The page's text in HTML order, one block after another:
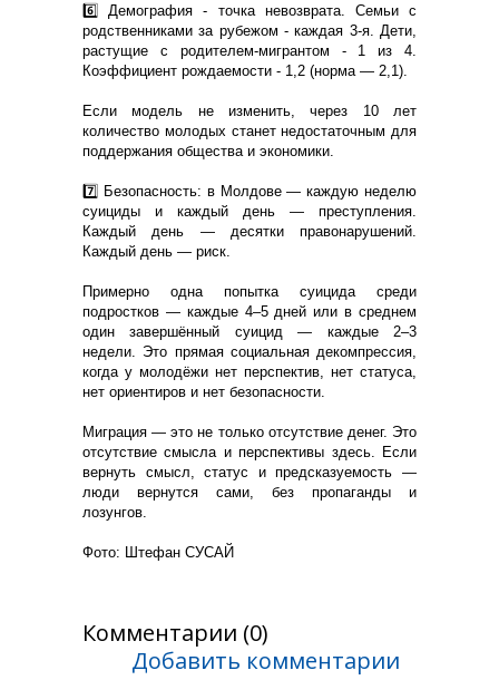
6️⃣ Демография - точка невозврата. Семьи с
родственниками за рубежом - каждая 3-я. Дети,
растущие с родителем-мигрантом - 1 из 4.
Коэффициент рождаемости - 1,2 (норма — 2,1).
Если модель не изменить, через 10 лет
количество молодых станет недостаточным для
поддержания общества и экономики.
7️⃣ Безопасность: в Молдове — каждую неделю
суициды и каждый день — преступления.
Каждый день — десятки правонарушений.
Каждый день — риск.
Примерно одна попытка суицида среди
подростков — каждые 4–5 дней или в среднем
один завершённый суицид — каждые 2–3
недели. Это прямая социальная декомпрессия,
когда у молодёжи нет перспектив, нет статуса,
нет ориентиров и нет безопасности.
Миграция — это не только отсутствие денег. Это
отсутствие смысла и перспективы здесь. Если
вернуть смысл, статус и предсказуемость —
люди вернутся сами, без пропаганды и
лозунгов.
Фото: Штефан СУСАЙ
Комментарии (0)
Добавить комментарии